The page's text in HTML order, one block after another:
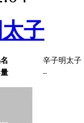
子
辛子明太子
–